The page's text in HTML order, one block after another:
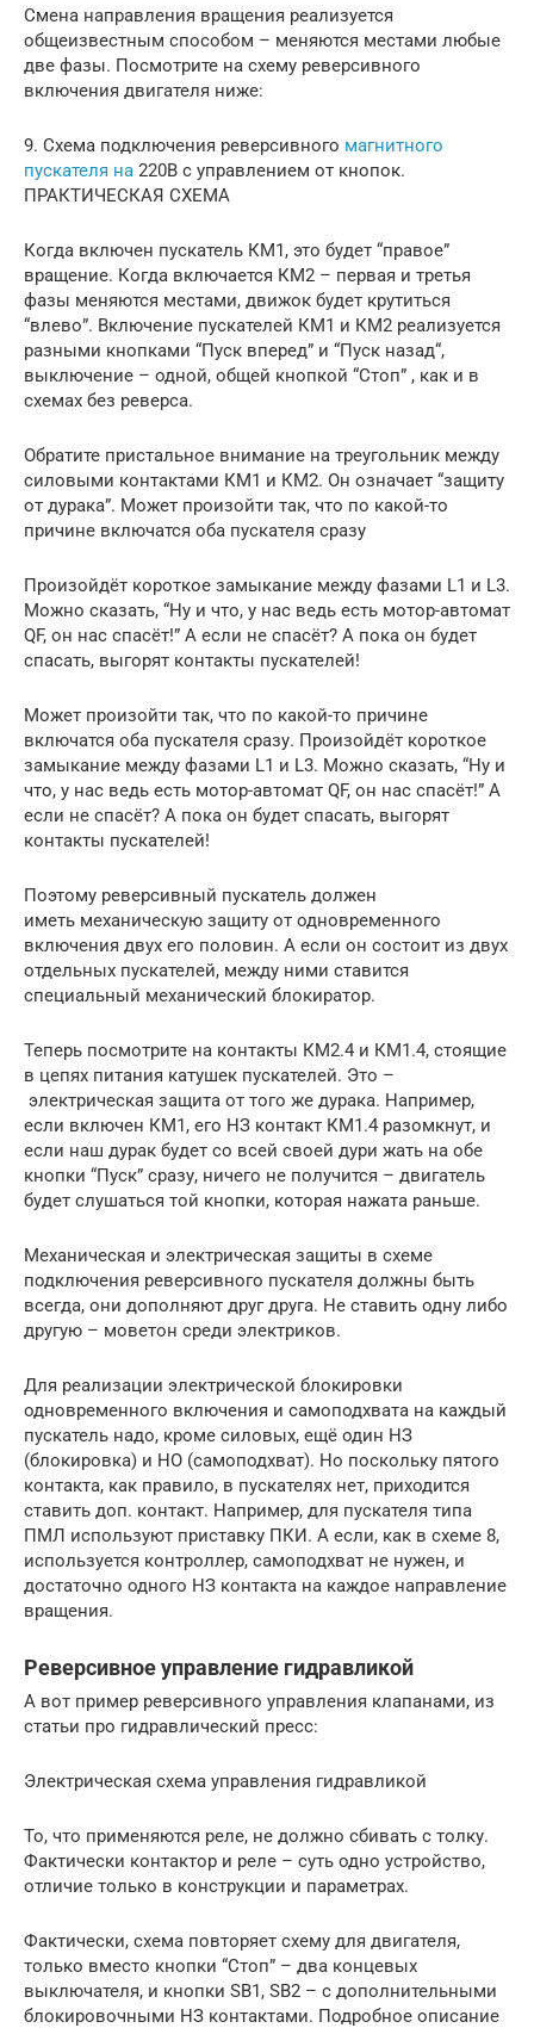
Смена направления вращения реализуется
общеизвестным способом – меняются местами любые
две фазы. Посмотрите на схему реверсивного
включения двигателя ниже:
9. Схема подключения реверсивного магнитного
пускателя на 220В с управлением от кнопок.
ПРАКТИЧЕСКАЯ СХЕМА
Когда включен пускатель КМ1, это будет “правое”
вращение. Когда включается КМ2 – первая и третья
фазы меняются местами, движок будет крутиться
“влево”. Включение пускателей КМ1 и КМ2 реализуется
разными кнопками “Пуск вперед” и “Пуск назад“,
выключение – одной, общей кнопкой “Стоп” , как и в
схемах без реверса.
Обратите пристальное внимание на треугольник между
силовыми контактами КМ1 и КМ2. Он означает “защиту
от дурака”. Может произойти так, что по какой-то
причине включатся оба пускателя сразу
Произойдёт короткое замыкание между фазами L1 и L3.
Можно сказать, “Ну и что, у нас ведь есть мотор-автомат
QF, он нас спасёт!” А если не спасёт? А пока он будет
спасать, выгорят контакты пускателей!
Может произойти так, что по какой-то причине
включатся оба пускателя сразу. Произойдёт короткое
замыкание между фазами L1 и L3. Можно сказать, “Ну и
что, у нас ведь есть мотор-автомат QF, он нас спасёт!” А
если не спасёт? А пока он будет спасать, выгорят
контакты пускателей!
Поэтому реверсивный пускатель должен
иметь механическую защиту от одновременного
включения двух его половин. А если он состоит из двух
отдельных пускателей, между ними ставится
специальный механический блокиратор.
Теперь посмотрите на контакты КМ2.4 и КМ1.4, стоящие
в цепях питания катушек пускателей. Это –
электрическая защита от того же дурака. Например,
если включен КМ1, его НЗ контакт КМ1.4 разомкнут, и
если наш дурак будет со всей своей дури жать на обе
кнопки “Пуск” сразу, ничего не получится – двигатель
будет слушаться той кнопки, которая нажата раньше.
Механическая и электрическая защиты в схеме
подключения реверсивного пускателя должны быть
всегда, они дополняют друг друга. Не ставить одну либо
другую – моветон среди электриков.
Для реализации электрической блокировки
одновременного включения и самоподхвата на каждый
пускатель надо, кроме силовых, ещё один НЗ
(блокировка) и НО (самоподхват). Но поскольку пятого
контакта, как правило, в пускателях нет, приходится
ставить доп. контакт. Например, для пускателя типа
ПМЛ используют приставку ПКИ. А если, как в схеме 8,
используется контроллер, самоподхват не нужен, и
достаточно одного НЗ контакта на каждое направление
вращения.
Реверсивное управление гидравликой
А вот пример реверсивного управления клапанами, из
статьи про гидравлический пресс:
Электрическая схема управления гидравликой
То, что применяются реле, не должно сбивать с толку.
Фактически контактор и реле – суть одно устройство,
отличие только в конструкции и параметрах.
Фактически, схема повторяет схему для двигателя,
только вместо кнопки “Стоп” – два концевых
выключателя, и кнопки SB1, SB2 – с дополнительными
блокировочными НЗ контактами. Подробное описание